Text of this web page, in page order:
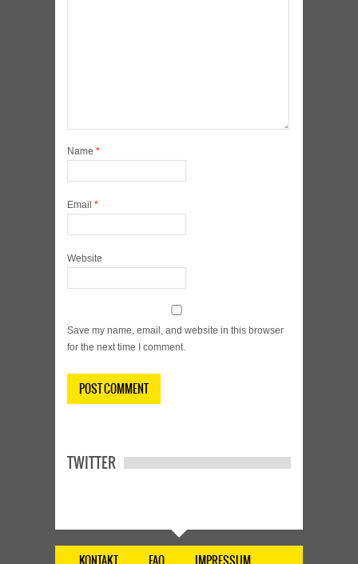
Name *
Email *
Website
Save my name, email, and website in this browser
for the next time I comment.
TWITTER